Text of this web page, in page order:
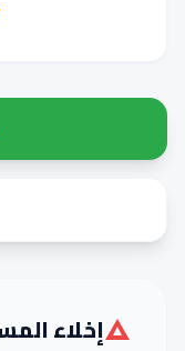
إخلاء